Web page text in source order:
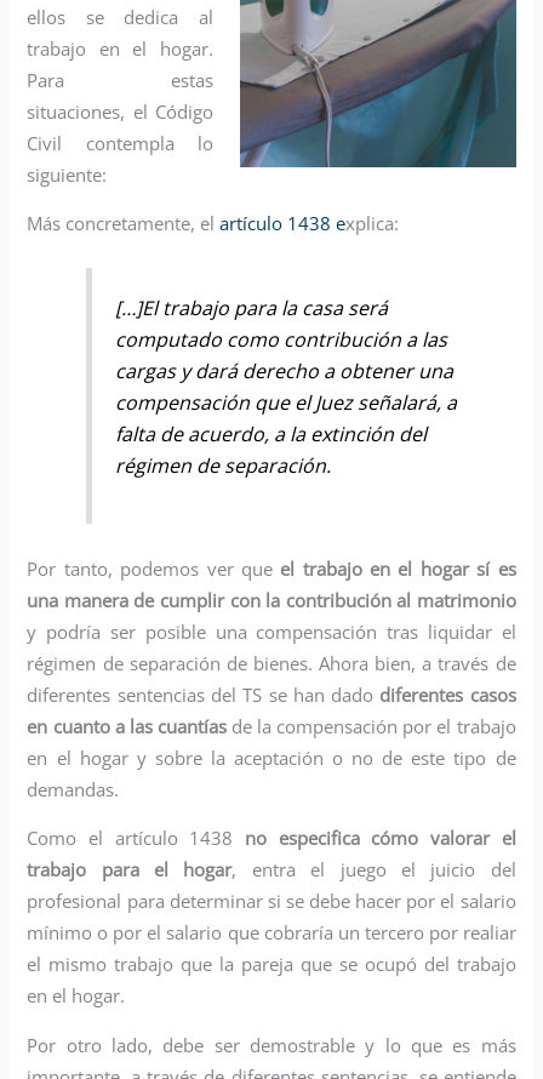
ellos se dedica al
trabajo en el hogar.
Para estas
situaciones, el Código
Civil contempla lo
siguiente:
Más concretamente, elartículo 1438 explica:
[…]El trabajo para la casa será
computado como contribución a las
cargas y dará derecho a obtener una
compensación que el Juez señalará, a
falta de acuerdo, a la extinción del
régimen de separación.
Por tanto, podemos ver que el trabajo en el hogar sí es
una manera de cumplir con la contribución al matrimonio
y podría ser posible una compensación tras liquidar el
régimen de separación de bienes. Ahora bien, a través de
diferentes sentencias del TS se han dado diferentes casos
en cuanto a las cuantíasde la compensación por el trabajo
en el hogar y sobre la aceptación o no de este tipo de
demandas.
Como el artículo 1438 no especifica cómo valorar el
trabajo para el hogar, entra el juego el juicio del
profesional para determinar si se debe hacer por el salario
mínimo o por el salario que cobraría un tercero por realiar
el mismo trabajo que la pareja que se ocupó del trabajo
en el hogar.
Por otro lado, debe ser demostrable y lo que es más